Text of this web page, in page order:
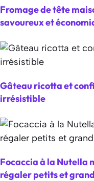
Fromage de tête
savoureux et
Gâteau ricotta et
irrésistible
Focaccia à la Nutella
régaler petits et